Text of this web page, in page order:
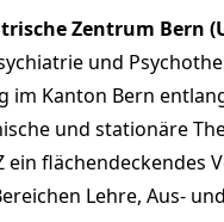
Zentrum Bern
und
im Kanton Bern
und stationäre
ein flächendeckendes
Lehre, Aus-